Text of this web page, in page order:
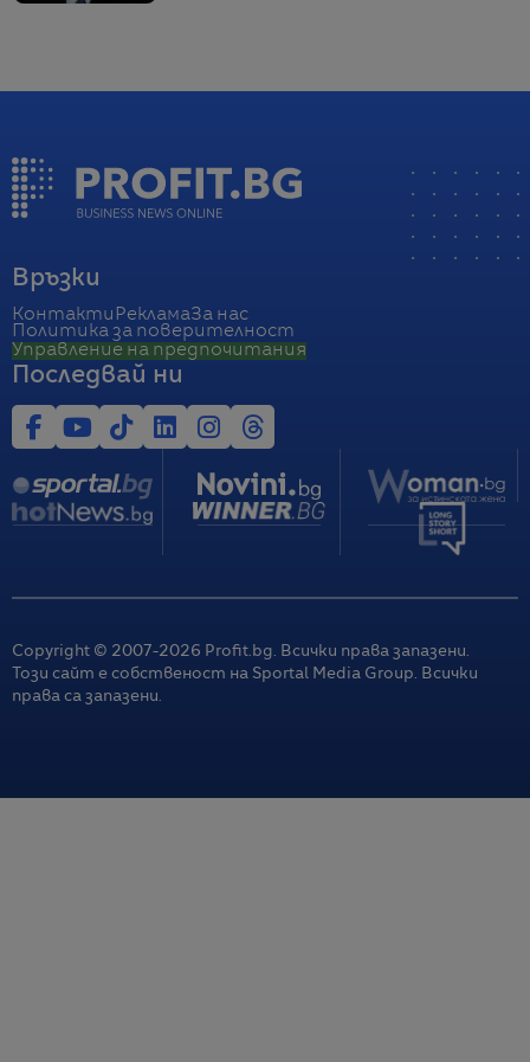
Връзки
Контакти РекламаЗа нас
Политика за поверителност
Управление на предпочитания
Последвай ни
Copyright © 2007-2026 Profit.bg. Всички права запазени.
Този сайт е собственост на Sportal Media Group. Всички
права са запазени.